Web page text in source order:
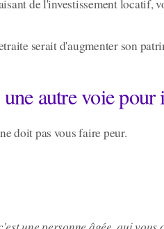
de l'investissement locatif,
serait d'augmenter son
autre voie
doit pas vous faire peur.